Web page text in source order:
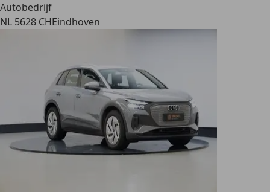
Autobedrijf
NL 5628 CHEindhoven